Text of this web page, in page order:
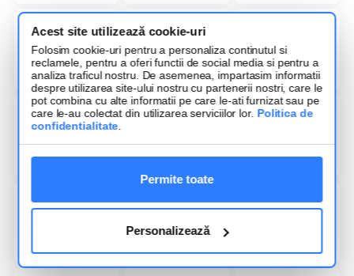
Acest site utilizează cookie-uri
Folosim cookie-uri pentru a personaliza continutul si
reclamele, pentru a oferi functii de social media si pentru a
analiza traficul nostru. De asemenea, impartasim informatii
despre utilizarea site-ului nostru cu partenerii nostri, care le
pot combina cu alte informatii pe care le-ati furnizat sau pe
care le-au colectat din utilizarea serviciilor lor. Politica de
confidentialitate
Permite toate
Personalizează